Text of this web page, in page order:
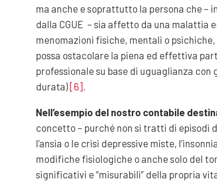
ma anche e soprattutto la persona che –
dalla CGUE – sia affetto da una malattia
menomazioni fisiche, mentali o
possa ostacolare la piena ed effettiva
professionale su base di uguaglianza
durata) [6].
Nell’esempio del nostro contabile
concetto – purché non si tratti di episodi
l’ansia o le crisi depressive miste,
modifiche fisiologiche o anche solo del
significativi e “misurabili” della propria